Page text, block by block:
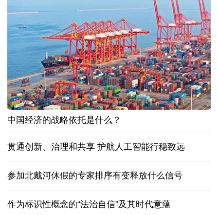
中国经济的战略依托是什么？
贯通创新、治理和共享 护航人工智能行稳致远
参加北戴河休假的专家排序有变释放什么信号
作为标识性概念的“法治自信”及其时代意蕴